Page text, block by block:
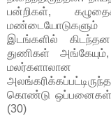
பன்றிகள்,
மண்டையோடுகளும்
இடங்களில்
துணிகள்
கொண்டு ஒப்பனைகள்
(30)